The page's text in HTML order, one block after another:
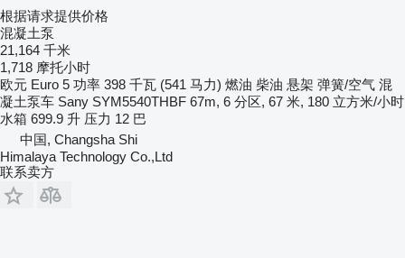
根据请求提供价格
混凝土泵
21,164 千米
1,718 摩托小时
欧元 Euro 5 功率 398 千瓦 (541 马力) 燃油 柴油 悬架 弹簧/空气 混
凝土泵车 Sany SYM5540THBF 67m, 6 分区, 67 米, 180 立方米/小时
水箱 699.9 升 压力 12 巴
中国, Changsha Shi
Himalaya Technology Co.,Ltd
联系卖方